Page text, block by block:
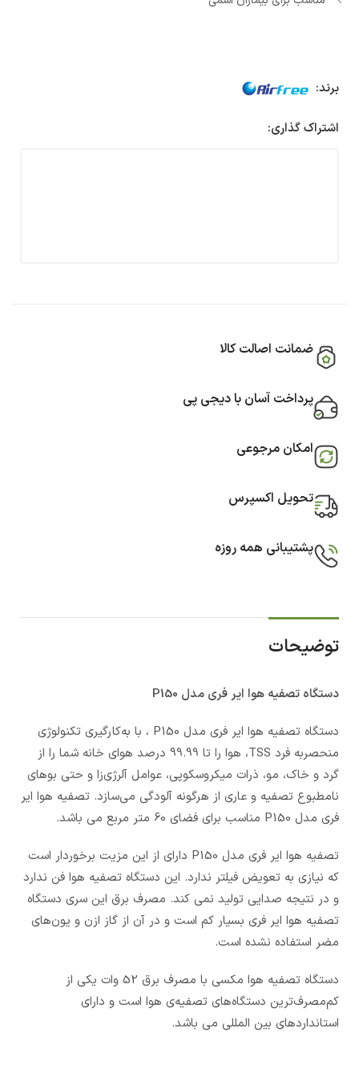
برند:
اشتراک گذاری:
ضمانت اصالت کالا
پرداخت آسان با دیجی پی
امکان مرجوعی
تحویل اکسپرس
پشتیبانی همه روزه
توضیحات
دستگاه تصفیه هوا ایر فری مدل P150
دستگاه تصفیه هوا ایر فری مدل P150 ، با به‌کارگیری تکنولوژی
منحصر‌به‌ فرد TSS
، هوا را تا 99.99 درصد هوای خانه شما را از
گرد و خاک، مو، ذرات میکروسکوپی، عوامل آلرژی‌زا و حتی بوهای
نامطبوع‌ تصفیه و عاری از هرگونه آلودگی می‌سازد. تصفیه هوا ایر
فری مدل P150 مناسب برای فضای 60 متر مربع می باشد.
تصفیه هوا ایر فری مدل P150 دارای از این مزیت برخوردار است
که نیازی به تعویض فیلتر ندارد. این دستگاه تصفیه هوا فن ندارد
و در نتیجه صدایی تولید نمی کند. مصرف برق این سری دستگاه
تصفیه هوا ایر فری بسیار کم است و در آن از گاز ازن و یون‌های
مضر استفاده نشده است.
دستگاه تصفیه هوا مکسی با مصرف برق 52 وات یکی از
کم‌مصرف‌ترین دستگاه‌های تصفیه‌ی هوا است و دارای
استانداردهای بین المللی می باشد.